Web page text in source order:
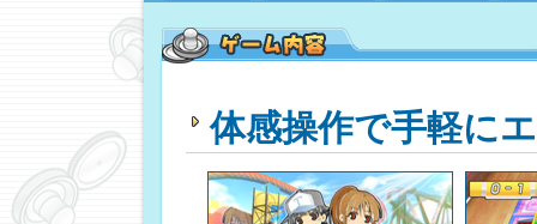
体感操作で手軽に